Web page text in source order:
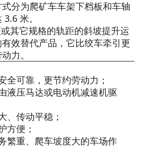
分为爬矿车车架下档板和车轴
米。
其它规格的轨距的斜坡提升运
效替代产品，它比绞车牵引更
力。
全可靠，更节约劳动力；
液压马达或电动机减速机驱
、传动平稳；
方便；
繁重、爬车坡度大的车场作